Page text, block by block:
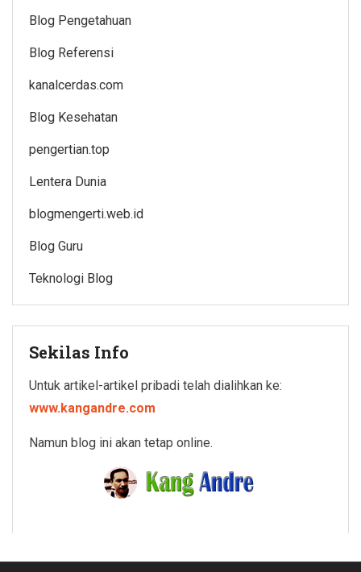
Blog Pengetahuan
Blog Referensi
kanalcerdas.com
Blog Kesehatan
pengertian.top
Lentera Dunia
blogmengerti.web.id
Blog Guru
Teknologi Blog
Sekilas Info
Untuk artikel-artikel pribadi telah dialihkan ke:
www.kangandre.com
Namun blog ini akan tetap online.